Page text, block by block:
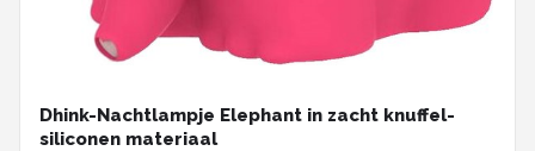
Dhink-Nachtlampje Elephant in zacht knuffel-
siliconen materiaal